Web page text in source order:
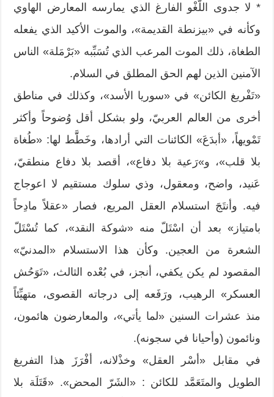
* لا جدوى اللَّغْو الفارغ الذي يمارسه المعارض الهاوي
وكأنه في «بيزنطة القديمة»، والموت الأكيد الذي يفعله
الطغاة، ذلك الموت المرعب الذي تُسَبِّبه «بَرْمَلة» الناس
الآمنين الذين لهم الحق المطلق في السلام.
«تَفْريغ الكائن» في «سوريا الأسد»، وكذلك في مناطق
أخرى من العالم العربيّ، ولو بشكل أقل وُضوحاً وأكثر
تَمْويهاً، «أبدَعَ» الكائنات التي أرادها، وخَطََّط لها: «طُغاة
بلا قلب»، و»رَعية بلا دفاع»، أقصد بلا دفاع منطقيّ،
عَنيد، واضح، ومعقول، وذي سلوك مستقيم لا اعوجاج
فيه. وأنتَجَ استسلام العقل المريع، فصار «عقلاً مادِحاً
بامتياز» بعد أن اسْتَلّ منه «شوكة النقد»، كما تُسْتَلّ
الشعرة من العجين. وكأن هذا الاستسلام «المدنيّ»
المقصود لم يكن يكفي، أنجز، في بُعْده الثالث، «تَوَحُش
العسكر» الرهيب، ورَفَعه إلى درجاته القصوى، متهيِّئاً
منذ عشرات السنين «لما يأتي»، والمعارضون هائمون،
ونائمون (وأحيانا في سجونه).
في مقابل «أسْر العقل» وخذْلانه، أفْرَزَ هذا التفريغ
الطويل والمتَعَمَّد للكائن : «الشَرّ المحض». «قَتَلَة بلا